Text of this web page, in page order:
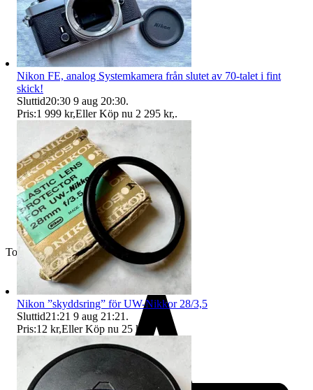
Toppsäljare
Nikon FE, analog Systemkamera från slutet av 70-talet i fint
skick!
Sluttid20:30 9 aug 20:30.
Pris:1 999 kr,Eller Köp nu 2 295 kr,.
Nikon ”skyddsring” för UW-Nikkor 28/3,5
Sluttid21:21 9 aug 21:21 .
Pris:12 kr,Eller Köp nu 25 kr